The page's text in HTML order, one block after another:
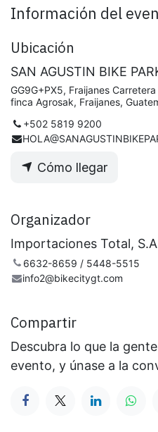
Información del
Ubicación
SAN AGUSTIN BIKE
GG9G+PX5, Fraijanes
finca Agrosak, Fraijanes,
+502 5819 9200
Cómo llegar
Organizador
Importaciones Total, S.A
6632-8659 / 5448-5515
info2@bikecitygt.com
Compartir
Descubra lo que la
evento, y únase a la